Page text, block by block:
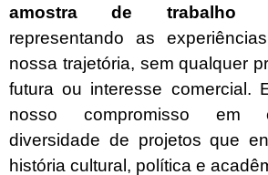
amostra de trabalho
representando as
nossa trajetória, sem qualquer
futura ou interesse comercial.
nosso compromisso em
diversidade de projetos que
história cultural, política e